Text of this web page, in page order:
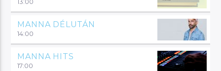
13:00
MANNA DÉLUTÁN
14:00
MANNA HITS
17:00